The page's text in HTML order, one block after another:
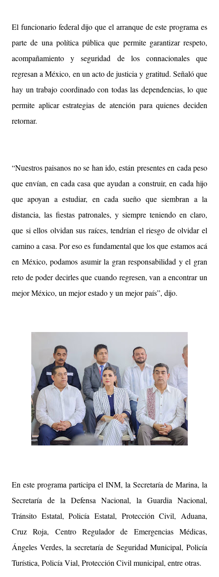
El funcionario federal dijo que el arranque de este programa es
parte de una política pública que permite garantizar respeto,
acompañamiento y seguridad de los connacionales que
regresan a México, en un acto de justicia y gratitud. Señaló que
hay un trabajo coordinado con todas las dependencias, lo que
permite aplicar estrategias de atención para quienes deciden
retornar.
“Nuestros paisanos no se han ido, están presentes en cada peso
que envían, en cada casa que ayudan a construir, en cada hijo
que apoyan a estudiar, en cada sueño que siembran a la
distancia, las fiestas patronales, y siempre teniendo en claro,
que si ellos olvidan sus raíces, tendrían el riesgo de olvidar el
camino a casa. Por eso es fundamental que los que estamos acá
en México, podamos asumir la gran responsabilidad y el gran
reto de poder decirles que cuando regresen, van a encontrar un
mejor México, un mejor estado y un mejor país”, dijo.
En este programa participa el INM, la Secretaría de Marina, la
Secretaría de la Defensa Nacional, la Guardia Nacional,
Tránsito Estatal, Policía Estatal, Protección Civil, Aduana,
Cruz Roja, Centro Regulador de Emergencias Médicas,
Ángeles Verdes, la secretaría de Seguridad Municipal, Policía
Turística, Policía Vial, Protección Civil municipal, entre otras.